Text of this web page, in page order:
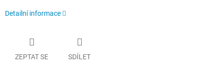
Detailní informace
ZEPTAT SE SDÍLET